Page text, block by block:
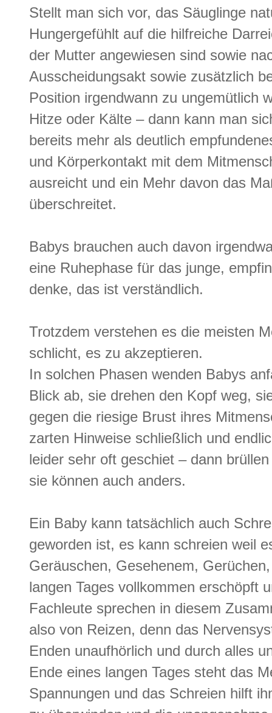
Stellt man sich vor, das Säuglinge
Hungergefühlt auf die hilfreiche
der Mutter angewiesen sind sowie
Ausscheidungsakt sowie zusätzlich
Position irgendwann zu ungemütlich
Hitze oder Kälte – dann kann man
bereits mehr als deutlich
und Körperkontakt mit dem
ausreicht und ein Mehr davon das
überschreitet.
Babys brauchen auch davon
eine Ruhephase für das junge,
denke, das ist verständlich.
Trotzdem verstehen es die meisten
schlicht, es zu akzeptieren.
In solchen Phasen wenden Babys
Blick ab, sie drehen den Kopf weg,
gegen die riesige Brust ihres
zarten Hinweise schließlich und
leider sehr oft geschiet – dann
sie können auch anders.
Ein Baby kann tatsächlich auch
geworden ist, es kann schreien weil
Geräuschen, Gesehenem,
langen Tages vollkommen erschöpft
Fachleute sprechen in diesem
also von Reizen, denn das
Enden unaufhörlich und durch alles
Ende eines langen Tages steht das
Spannungen und das Schreien hilft